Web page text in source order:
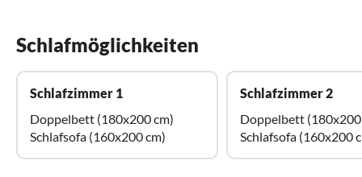
Schlafmöglichkeiten
Schlafzimmer 1
Doppelbett (180x200 cm)
Schlafsofa (160x200 cm)
Schlafzimmer 2
Doppelbett (180x200
Schlafsofa (160x200